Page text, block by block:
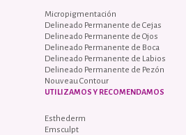
Micropigmentación
Delineado Permanente de Cejas
Delineado Permanente de Ojos
Delineado Permanente de Boca
Delineado Permanente de Labios
Delineado Permanente de Pezón
Nouveau Contour
UTILIZAMOS Y RECOMENDAMOS
Esthederm
Emsculpt